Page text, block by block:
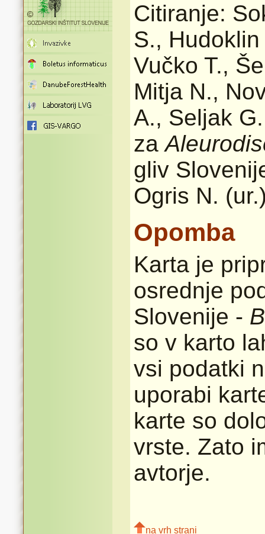
Citiranje:
S.,
Vučko T.,
Mitja N.,
A., Seljak
za
gliv
Ogris N.
Opomba
Karta je
osrednje
Slovenije -
so v karto
vsi podatki
uporabi
karte so
vrste. Zato
avtorje.
na vrh strani